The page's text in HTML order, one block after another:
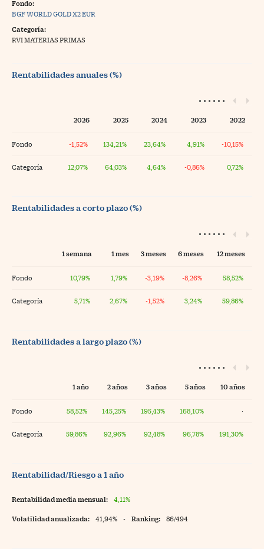
Fondo:
BGF WORLD GOLD X2 EUR
Categoría:
RVI MATERIAS PRIMAS
Rentabilidades anuales (%)
2026 2025 2024 2023 2022
Fondo -1,52% 134,21% 23,64% 4,91% -10,15%
Categoría 12,07% 64,03% 4,64% -0,86% 0,72%
Rentabilidades a corto plazo (%)
1 semana 1 mes 3 meses 6 meses 12 meses
Fondo 10,79% 1,79% -3,19% -8,26% 58,52%
Categoría 5,71% 2,67% -1,52% 3,24% 59,86%
Rentabilidades a largo plazo (%)
1 año 2 años 3 años 5 años 10 años
Fondo 58,52% 145,25% 195,43% 168,10% ·
Categoría 59,86% 92,96% 92,48% 96,78% 191,30%
Rentabilidad/Riesgo a 1 año
Rentabilidad media mensual: 4,11%
Volatilidad anualizada: 41,94% - Ranking: 86/494